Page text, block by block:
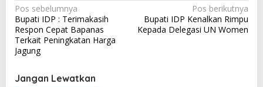
N
a
v
i
g
Pos sebelumnya
Bupati IDP : Terimakasih
Respon Cepat Bapanas
Terkait Peningkatan Harga
Jagung
Pos berikutnya
Bupati IDP Kenalkan Rimpu
Kepada Delegasi UN Women
Jangan Lewatkan